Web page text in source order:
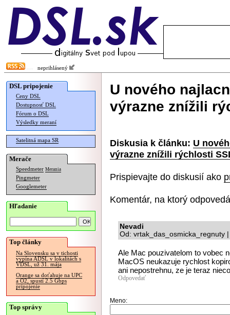
neprihlásený
DSL pripojenie
Ceny DSL
Dostupnosť DSL
Fórum o DSL
Výsledky meraní
Satelitná mapa SR
Merače
Speedmeter Merania
Pingmeter
Googlemeter
Hľadanie
Top články
Na Slovensku sa v tichosti
vypína ADSL v lokalitách s
VDSL, už 31. mája
Orange sa doťahuje na UPC
a O2, spustí 2.5 Gbps
pripojenie
Top správy
U nového
výrazne znížili
Diskusia k článku: U
výrazne znížili rýchlosti
Prispievajte do diskusií ako
Komentár, na ktorý
Nevadi
Od: vrtak_das_osmicka_regnuty
Ale Mac pouzivatelom to vobec
MacOS neukazuje rychlost
ani nepostrehnu, ze je teraz
Odpovedať
Meno: